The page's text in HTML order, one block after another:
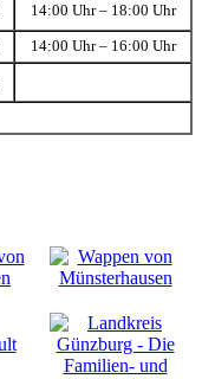
14:00 Uhr – 18:00 Uhr
14:00 Uhr – 16:00 Uhr